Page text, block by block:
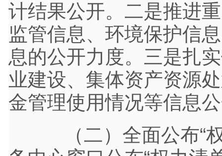
计结果公开。二是推进
监管信息、环境保护信
息的公开力度。三是扎
业建设、集体资产资源
金管理使用情况等信息
（二）全面公布“权